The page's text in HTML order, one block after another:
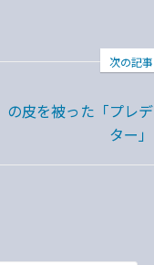
次の記事
の皮を被った「プレデ
ター」